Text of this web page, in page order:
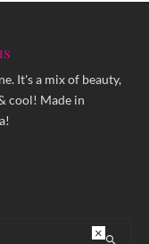
It's a mix of beauty,
cool! Made in
×